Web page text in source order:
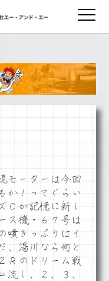
ーターは今回
か！ってぐらい
Ｃが記憶に新し
ス機・６７号は
噴きっぷりはイ
、湯川なら何と
Ｒのドリーム戦
流し、２、３、